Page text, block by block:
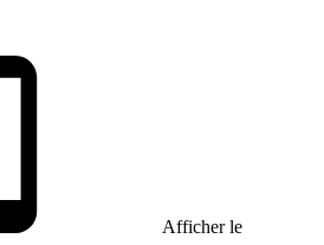
Afficher le